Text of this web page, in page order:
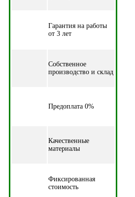
Гарантия на работы
от 3 лет
Собственное
производство и склад
Предоплата 0%
Качественные
материалы
Фиксированная
стоимость